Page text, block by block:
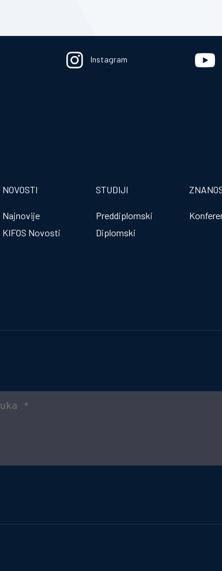
Instagram
NOVOSTI
Najnovije
KIFOS Novosti
STUDIJI
Preddiplomski
Diplomski